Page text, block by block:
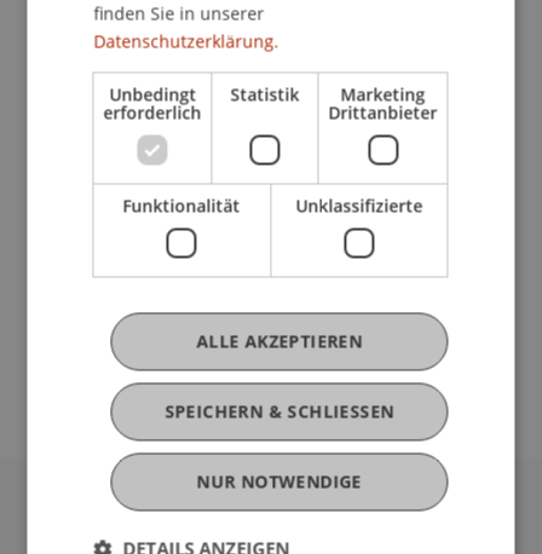
Sommersemester 2025
finden Sie in unserer
Datenschutzerklärung.
Unbedingt
erforderlich
Statistik Marketing
Drittanbieter
Funktionalität Unklassifizierte
SPEICHERN & SCHLIESSEN
ALLE AKZEPTIEREN
NUR NOTWENDIGE
DETAILS ANZEIGEN